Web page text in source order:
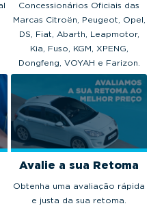
Concessionários Oficiais das
Marcas Citroën, Peugeot, Opel,
DS, Fiat, Abarth, Leapmotor,
Kia, Fuso, KGM, XPENG,
Dongfeng, VOYAH e Farizon.
Avalie a sua Retoma
Obtenha uma avaliação rápida
e justa da sua retoma.